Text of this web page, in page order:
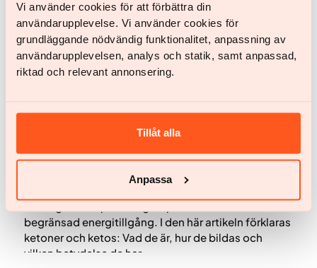
Vi använder cookies för att förbättra din
användarupplevelse. Vi använder cookies för
grundläggande nödvändig funktionalitet, anpassning av
användarupplevelsen, analys och statik, samt anpassad,
riktad och relevant annonsering.
Tillåt alla
Anpassa
Nutrition
drivmedel för kroppen och hjärnan när tillgången på
kolhydrater är låg. Detta tillstånd kallas ketos,
begränsad energitillgång. I den här artikeln förklaras
ketoner och ketos: Vad de är, hur de bildas och
vilken betydelse de har.